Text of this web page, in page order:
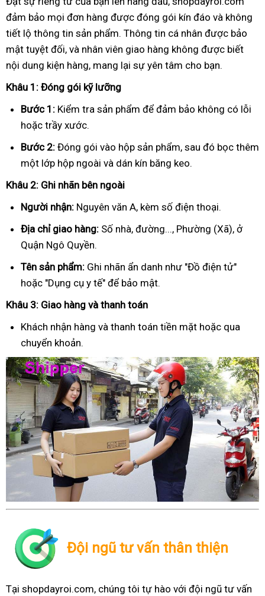
đảm bảo mọi đơn hàng được đóng gói kín đáo và không
tiết lộ thông tin sản phẩm. Thông tin cá nhân được bảo
mật tuyệt đối, và nhân viên giao hàng không được biết
nội dung kiện hàng, mang lại sự yên tâm cho bạn.
Khâu 1: Đóng gói kỹ lưỡng
Bước 1: Kiểm tra sản phẩm để đảm bảo không có lỗi
hoặc trầy xước.
Bước 2: Đóng gói vào hộp sản phẩm, sau đó bọc thêm
một lớp hộp ngoài và dán kín băng keo.
Khâu 2: Ghi nhãn bên ngoài
Người nhận: Nguyên văn A, kèm số điện thoại.
Địa chỉ giao hàng: Số nhà, đường..., Phường (Xã), ở
Quận Ngô Quyền.
Tên sản phẩm: Ghi nhãn ẩn danh như "Đồ điện tử"
hoặc "Dụng cụ y tế" để bảo mật.
Khâu 3: Giao hàng và thanh toán
Khách nhận hàng và thanh toán tiền mặt hoặc qua
chuyển khoản.
Đội ngũ tư vấn thân thiện
Tại shopdayroi.com, chúng tôi tự hào với đội ngũ tư vấn